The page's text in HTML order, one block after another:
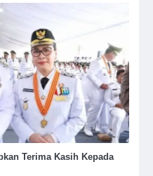
Terima Kasih Kepada